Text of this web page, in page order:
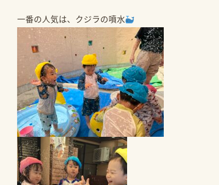
一番の人気は、クジラの噴水